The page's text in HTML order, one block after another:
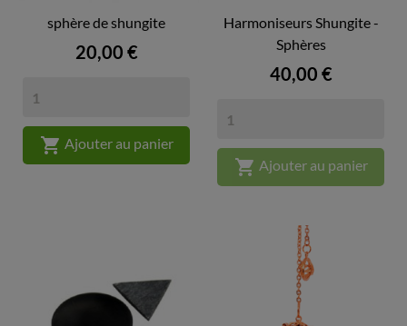
sphère de shungite
Prix
20,00 €
 Ajouter au panier
Harmoniseurs Shungite -
Sphères
Prix
40,00 €
 Ajouter au panier